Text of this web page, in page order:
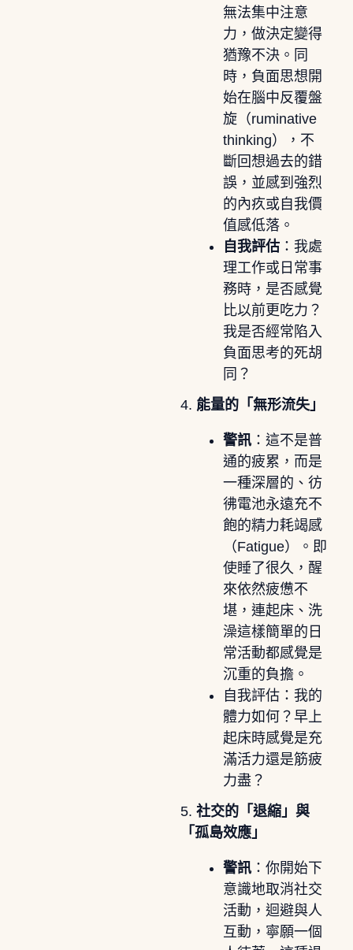
無法集中注意
力，做決定變得
猶豫不決。同
時，負面思想開
始在腦中反覆盤
旋（ruminative
thinking），不
斷回想過去的錯
誤，並感到強烈
的內疚或自我價
值感低落。
自我評估：我處
理工作或日常事
務時，是否感覺
比以前更吃力？
我是否經常陷入
負面思考的死胡
同？
4. 能量的「無形流失」
警訊：這不是普
通的疲累，而是
一種深層的、彷
彿電池永遠充不
飽的精力耗竭感
（Fatigue）。即
使睡了很久，醒
來依然疲憊不
堪，連起床、洗
澡這樣簡單的日
常活動都感覺是
沉重的負擔。
自我評估：我的
體力如何？早上
起床時感覺是充
滿活力還是筋疲
力盡？
5. 社交的「退縮」與
「孤島效應」
警訊：你開始下
意識地取消社交
活動，迴避與人
互動，寧願一個